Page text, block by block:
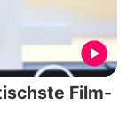
Film-